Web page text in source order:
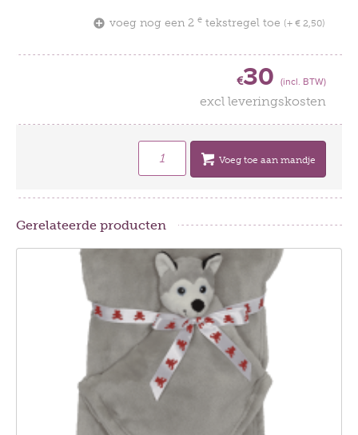
voeg nog een 2 e tekstregel toe (+ € 2,50)
€30 (incl. BTW)
excl leveringskosten
Voeg toe aan mandje
Gerelateerde producten